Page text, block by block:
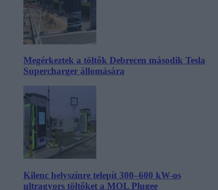
Megérkeztek a töltők Debrecen második Tesla
Supercharger állomására
Kilenc helyszínre telepít 300–600 kW-os
ultragyors töltőket a MOL Plugee